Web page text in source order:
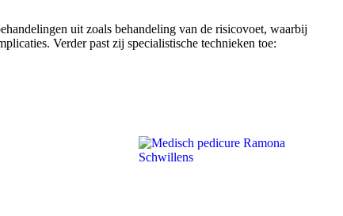
uit zoals behandeling van de risicovoet, waarbij
Verder past zij specialistische technieken toe: